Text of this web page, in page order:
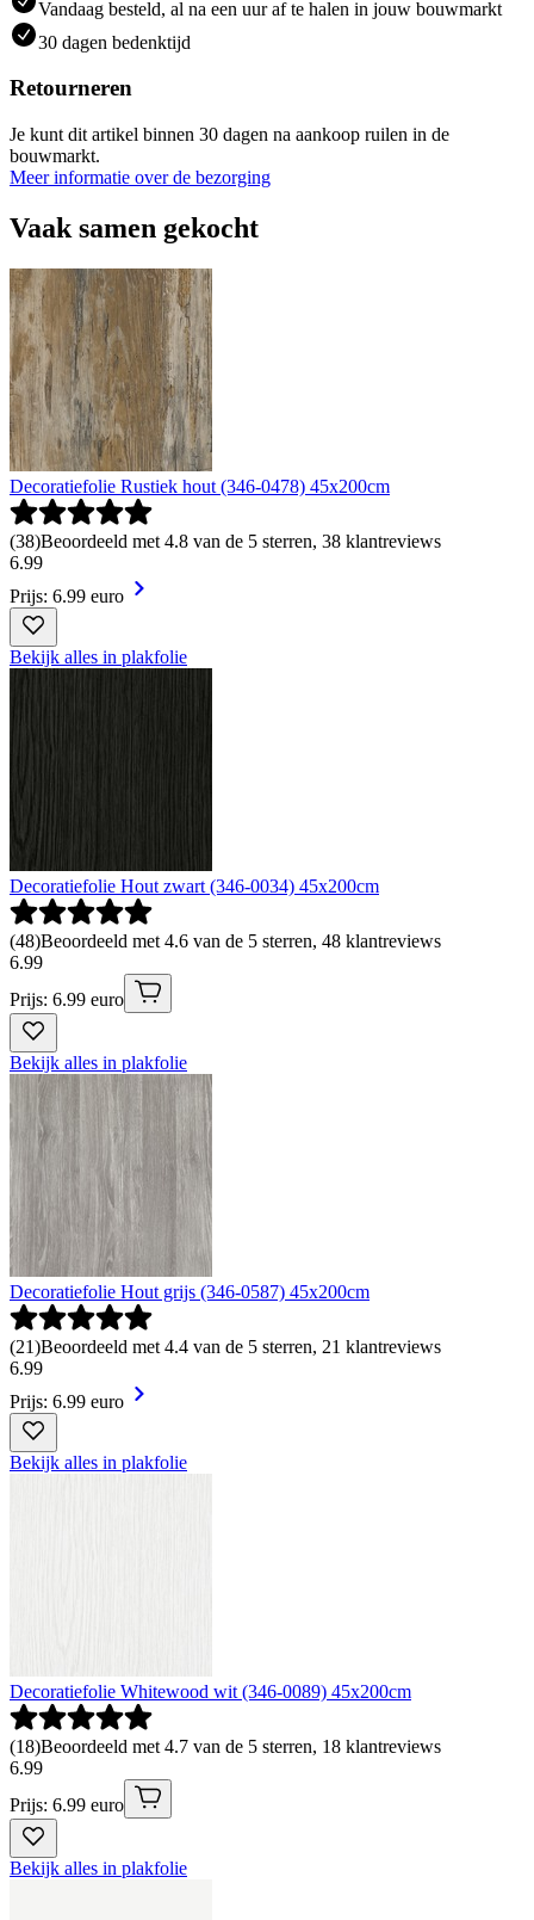
Vandaag besteld, al na een uur af te halen in jouw bouwmarkt
30 dagen bedenktijd
Retourneren
Je kunt dit artikel binnen 30 dagen na aankoop ruilen in de
bouwmarkt.
Meer informatie over de bezorging
Vaak samen gekocht
Decoratiefolie Rustiek hout (346-0478) 45x200cm
(38)Beoordeeld met 4.8 van de 5 sterren, 38 klantreviews
6.99
Prijs: 6.99 euro
Bekijk alles in plakfolie
Decoratiefolie Hout zwart (346-0034) 45x200cm
(48)Beoordeeld met 4.6 van de 5 sterren, 48 klantreviews
6.99
Prijs: 6.99 euro
Bekijk alles in plakfolie
Decoratiefolie Hout grijs (346-0587) 45x200cm
(21)Beoordeeld met 4.4 van de 5 sterren, 21 klantreviews
6.99
Prijs: 6.99 euro
Bekijk alles in plakfolie
Decoratiefolie Whitewood wit (346-0089) 45x200cm
(18)Beoordeeld met 4.7 van de 5 sterren, 18 klantreviews
6.99
Prijs: 6.99 euro
Bekijk alles in plakfolie